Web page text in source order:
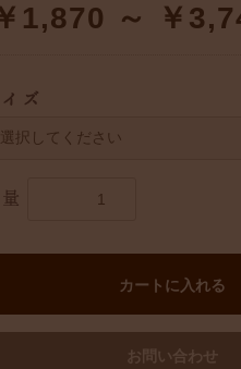
1,870 ～ ￥
ズ
カートに入れる
お問い合わせ